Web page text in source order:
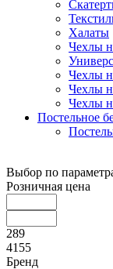
Халаты
Чехлы
Чехлы
Чехлы
Чехлы
Постельное
Выбор по
Розничная цена
289
4155
Бренд